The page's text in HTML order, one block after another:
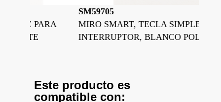
MIRO SMART, TECLA SIMPLE PARA
INTERRUPTOR, BLANCO POLAR
Este producto es
compatible con: